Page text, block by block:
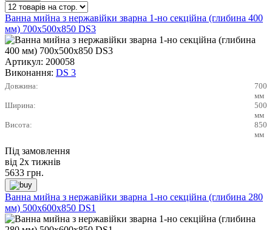
Ванна мийна з нержавійки зварна 1-но секційна (глибина 400
мм) 700х500х850 DS3
Артикул: 200058
Виконання: DS 3
Довжина:
700
мм
Ширина:
500
мм
Висота:
850
мм
Під замовлення
від 2х тижнів
5633 грн.
Ванна мийна з нержавійки зварна 1-но секційна (глибина 280
мм) 500х600х850 DS1